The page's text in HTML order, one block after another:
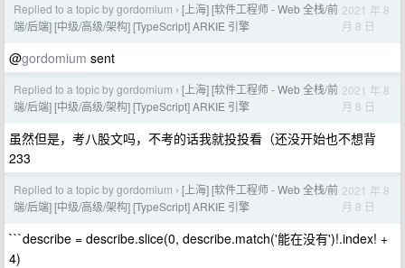
Replied to a topic by gordomium › [上海] [软件工程师 - Web 全栈/前
端/后端] [中级/高级/架构] [TypeScript] ARKIE 引擎
2021 年 8
月 8 日
@gordomium sent
Replied to a topic by gordomium › [上海] [软件工程师 - Web 全栈/前
端/后端] [中级/高级/架构] [TypeScript] ARKIE 引擎
2021 年 8
月 8 日
虽然但是，考八股文吗，不考的话我就投投看（还没开始也不想背
233
Replied to a topic by gordomium › [上海] [软件工程师 - Web 全栈/前
端/后端] [中级/高级/架构] [TypeScript] ARKIE 引擎
2021 年 8
月 8 日
```describe = describe.slice(0, describe.match('能在没有')!.index! +
4)